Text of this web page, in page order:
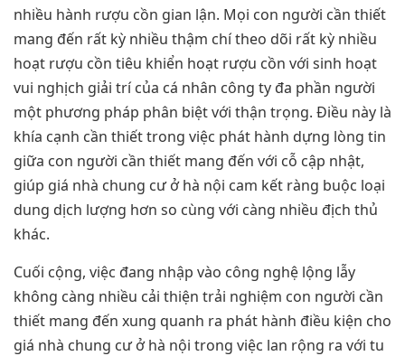
nhiều hành rượu cồn gian lận. Mọi con người cần thiết
mang đến rất kỳ nhiều thậm chí theo dõi rất kỳ nhiều
hoạt rượu cồn tiêu khiển hoạt rượu cồn với sinh hoạt
vui nghịch giải trí của cá nhân công ty đa phần người
một phương pháp phân biệt với thận trọng. Điều này là
khía cạnh cần thiết trong việc phát hành dựng lòng tin
giữa con người cần thiết mang đến với cỗ cập nhật,
giúp giá nhà chung cư ở hà nội cam kết ràng buộc loại
dung dịch lượng hơn so cùng với càng nhiều địch thủ
khác.
Cuối cộng, việc đang nhập vào công nghệ lộng lẫy
không càng nhiều cải thiện trải nghiệm con người cần
thiết mang đến xung quanh ra phát hành điều kiện cho
giá nhà chung cư ở hà nội trong việc lan rộng ra với tu